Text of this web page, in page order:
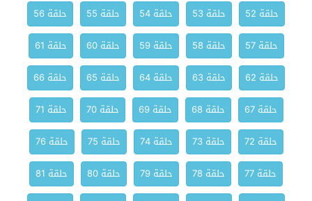
حلقة 52
حلقة 53 حلقة 54 حلقة 55
حلقة 56
حلقة 57
حلقة 58 حلقة 59 حلقة 60
حلقة 61
حلقة 62
حلقة 63 حلقة 64 حلقة 65
حلقة 66
حلقة 67
حلقة 68 حلقة 69 حلقة 70
حلقة 71
حلقة 72
حلقة 73 حلقة 74 حلقة 75
حلقة 76
حلقة 77
حلقة 78 حلقة 79 حلقة 80
حلقة 81